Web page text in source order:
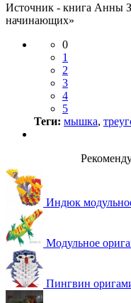
Источник - книга Анны
начинающих»
0
1
2
3
4
5
Теги: мышка,
Индюк
Модульное
Пингвин